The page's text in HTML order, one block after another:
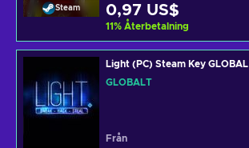
Steam 0,97 US$
11% Återbetalning
Light (PC) Steam Key GLOBAL
GLOBALT
Från